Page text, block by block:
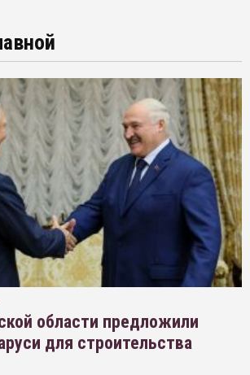
области предложили
для строительства